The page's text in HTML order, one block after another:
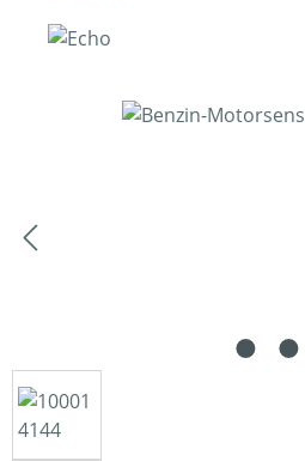
Bildergalerie überspringen